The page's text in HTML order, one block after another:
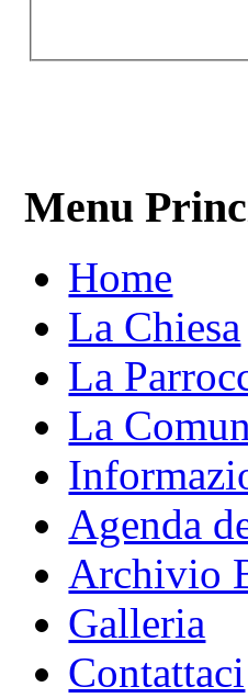
Menu
Home
La Chiesa
La
La
Agenda
Archivio
Galleria
Contattaci